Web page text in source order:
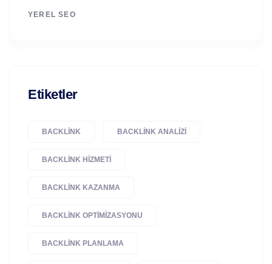
YEREL SEO
Etiketler
BACKLINK BACKLINK ANALIZI
BACKLINK HIZMETI
BACKLINK KAZANMA
BACKLINK OPTIMIZASYONU
BACKLINK PLANLAMA